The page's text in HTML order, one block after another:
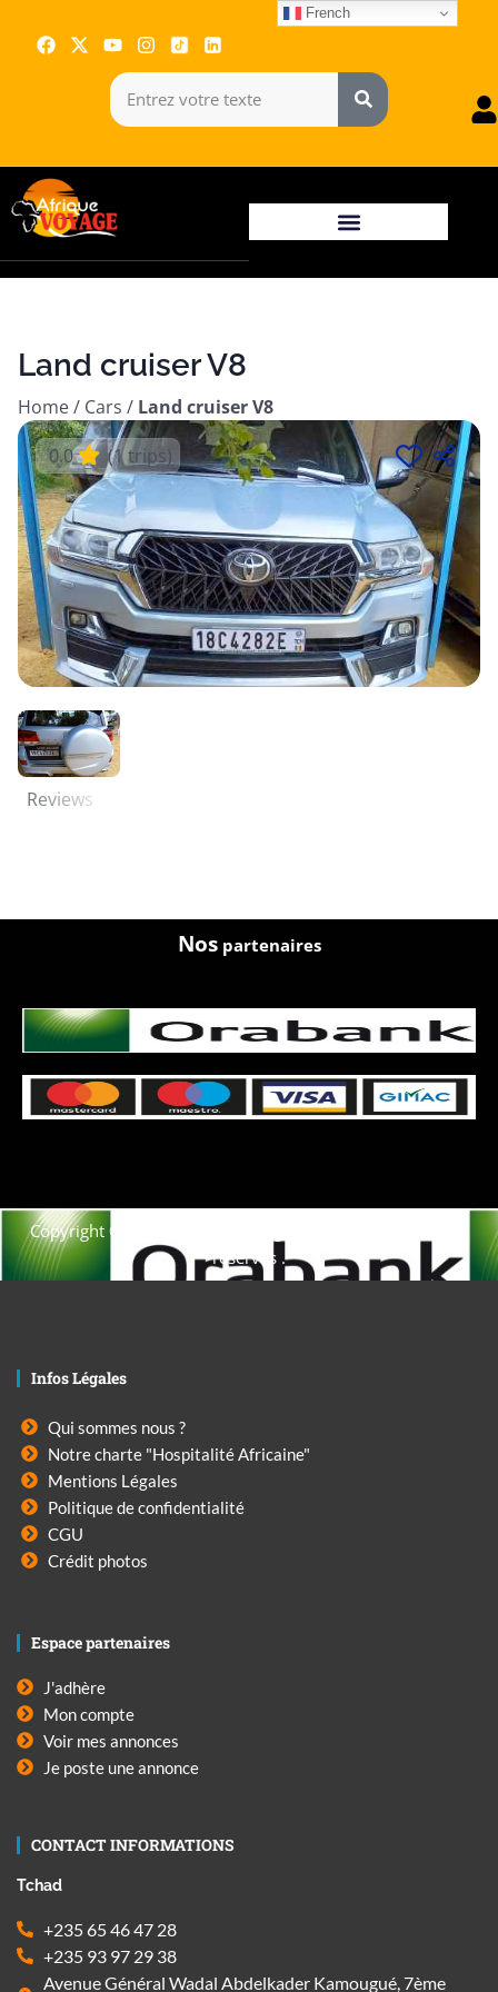
Land cruiser V8
Home/ Cars / Land cruiser V8
0.0
(1 trips)
Reviews
Nospartenaires
Copyright © 2021. Afrique-voyage-découverte tous droits
réservés .
Infos Légales
Qui sommes nous ?
Notre charte "Hospitalité Africaine"
Mentions Légales
Politique de confidentialité
CGU
Crédit photos
Espace partenaires
J'adhère
Mon compte
Voir mes annonces
Je poste une annonce
CONTACT INFORMATIONS
Tchad
+235 65 46 47 28
+235 93 97 29 38
Avenue Général Wadal Abdelkader Kamougué, 7ème
French